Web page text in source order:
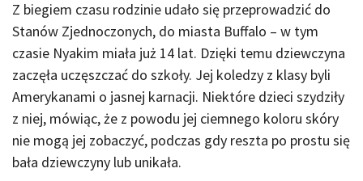
Z biegiem czasu rodzinie udało się przeprowadzić do
Stanów Zjednoczonych, do miasta Buffalo – w tym
czasie Nyakim miała już 14 lat. Dzięki temu dziewczyna
zaczęła uczęszczać do szkoły. Jej koledzy z klasy byli
Amerykanami o jasnej karnacji. Niektóre dzieci szydziły
z niej, mówiąc, że z powodu jej ciemnego koloru skóry
nie mogą jej zobaczyć, podczas gdy reszta po prostu się
bała dziewczyny lub unikała.